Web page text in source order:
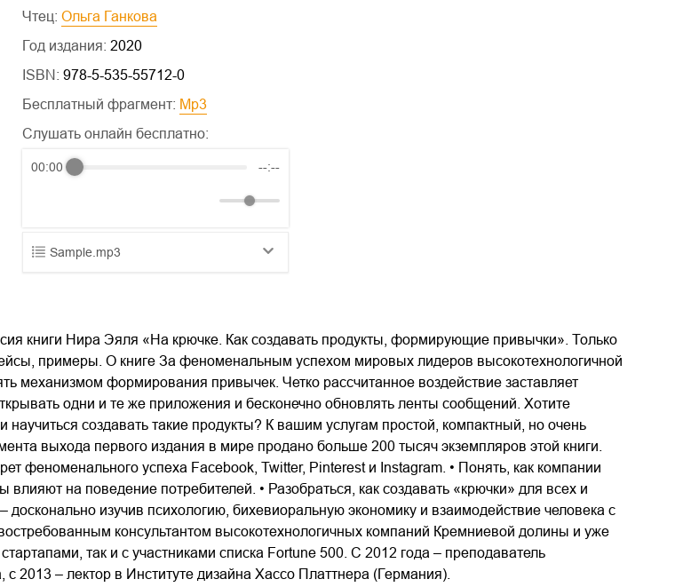
Чтец:
Ольга Ганкова
Год издания: 2020
ISBN: 978-5-535-55712-0
Бесплатный фрагмент:
mp3
Слушать онлайн бесплатно:
00:00 --:--
Sample.mp3
14:00
книги Нира Эяля «На крючке. Как создавать продукты, формирующие привычки». Только
примеры. О книге За феноменальным успехом мировых лидеров высокотехнологичной
механизмом формирования привычек. Четко рассчитанное воздействие заставляет
одни и те же приложения и бесконечно обновлять ленты сообщений. Хотите
научиться создавать такие продукты? К вашим услугам простой, компактный, но очень
выхода первого издания в мире продано больше 200 тысяч экземпляров этой книги.
феноменального успеха Facebook, Twitter, Pinterest и Instagram. • Понять, как компании
влияют на поведение потребителей. • Разобраться, как создавать «крючки» для всех и
изучив психологию, бихевиоральную экономику и взаимодействие человека с
консультантом высокотехнологичных компаний Кремниевой долины и уже
стартапами, так и с участниками списка Fortune 500. С 2012 года – преподаватель
2013 – лектор в Институте дизайна Хассо Платтнера (Германия).